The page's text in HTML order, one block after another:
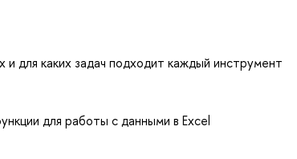
для каких задач подходит каждый инструмент
для работы с данными в Excel